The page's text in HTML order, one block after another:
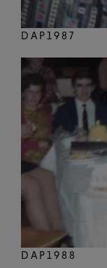
DAP1987
DAP1988